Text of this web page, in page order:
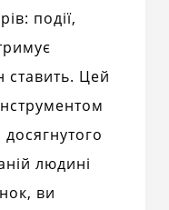
події,
ставить. Цей
людині
ви